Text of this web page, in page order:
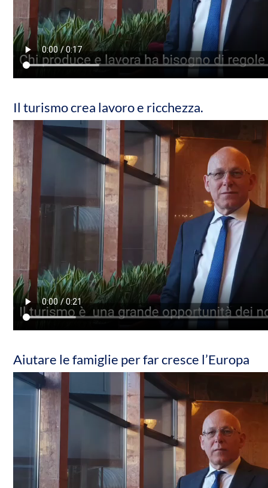
Il turismo crea lavoro e ricchezza.
Aiutare le famiglie per far cresce l’Europa